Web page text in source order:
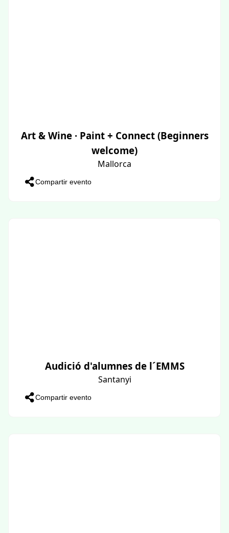
Art & Wine · Paint + Connect (Beginners
welcome)
Mallorca
Compartir evento
Audició d'alumnes de l´EMMS
Santanyi
Compartir evento